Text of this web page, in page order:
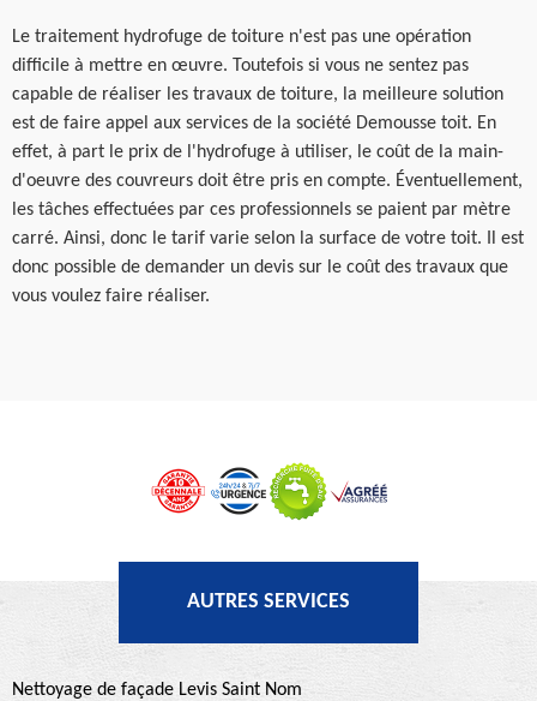
Le traitement hydrofuge de toiture n'est pas une opération
difficile à mettre en œuvre. Toutefois si vous ne sentez pas
capable de réaliser les travaux de toiture, la meilleure solution
est de faire appel aux services de la société Demousse toit. En
effet, à part le prix de l'hydrofuge à utiliser, le coût de la main-
d'oeuvre des couvreurs doit être pris en compte. Éventuellement,
les tâches effectuées par ces professionnels se paient par mètre
carré. Ainsi, donc le tarif varie selon la surface de votre toit. Il est
donc possible de demander un devis sur le coût des travaux que
vous voulez faire réaliser.
AUTRES SERVICES
Nettoyage de façade Levis Saint Nom